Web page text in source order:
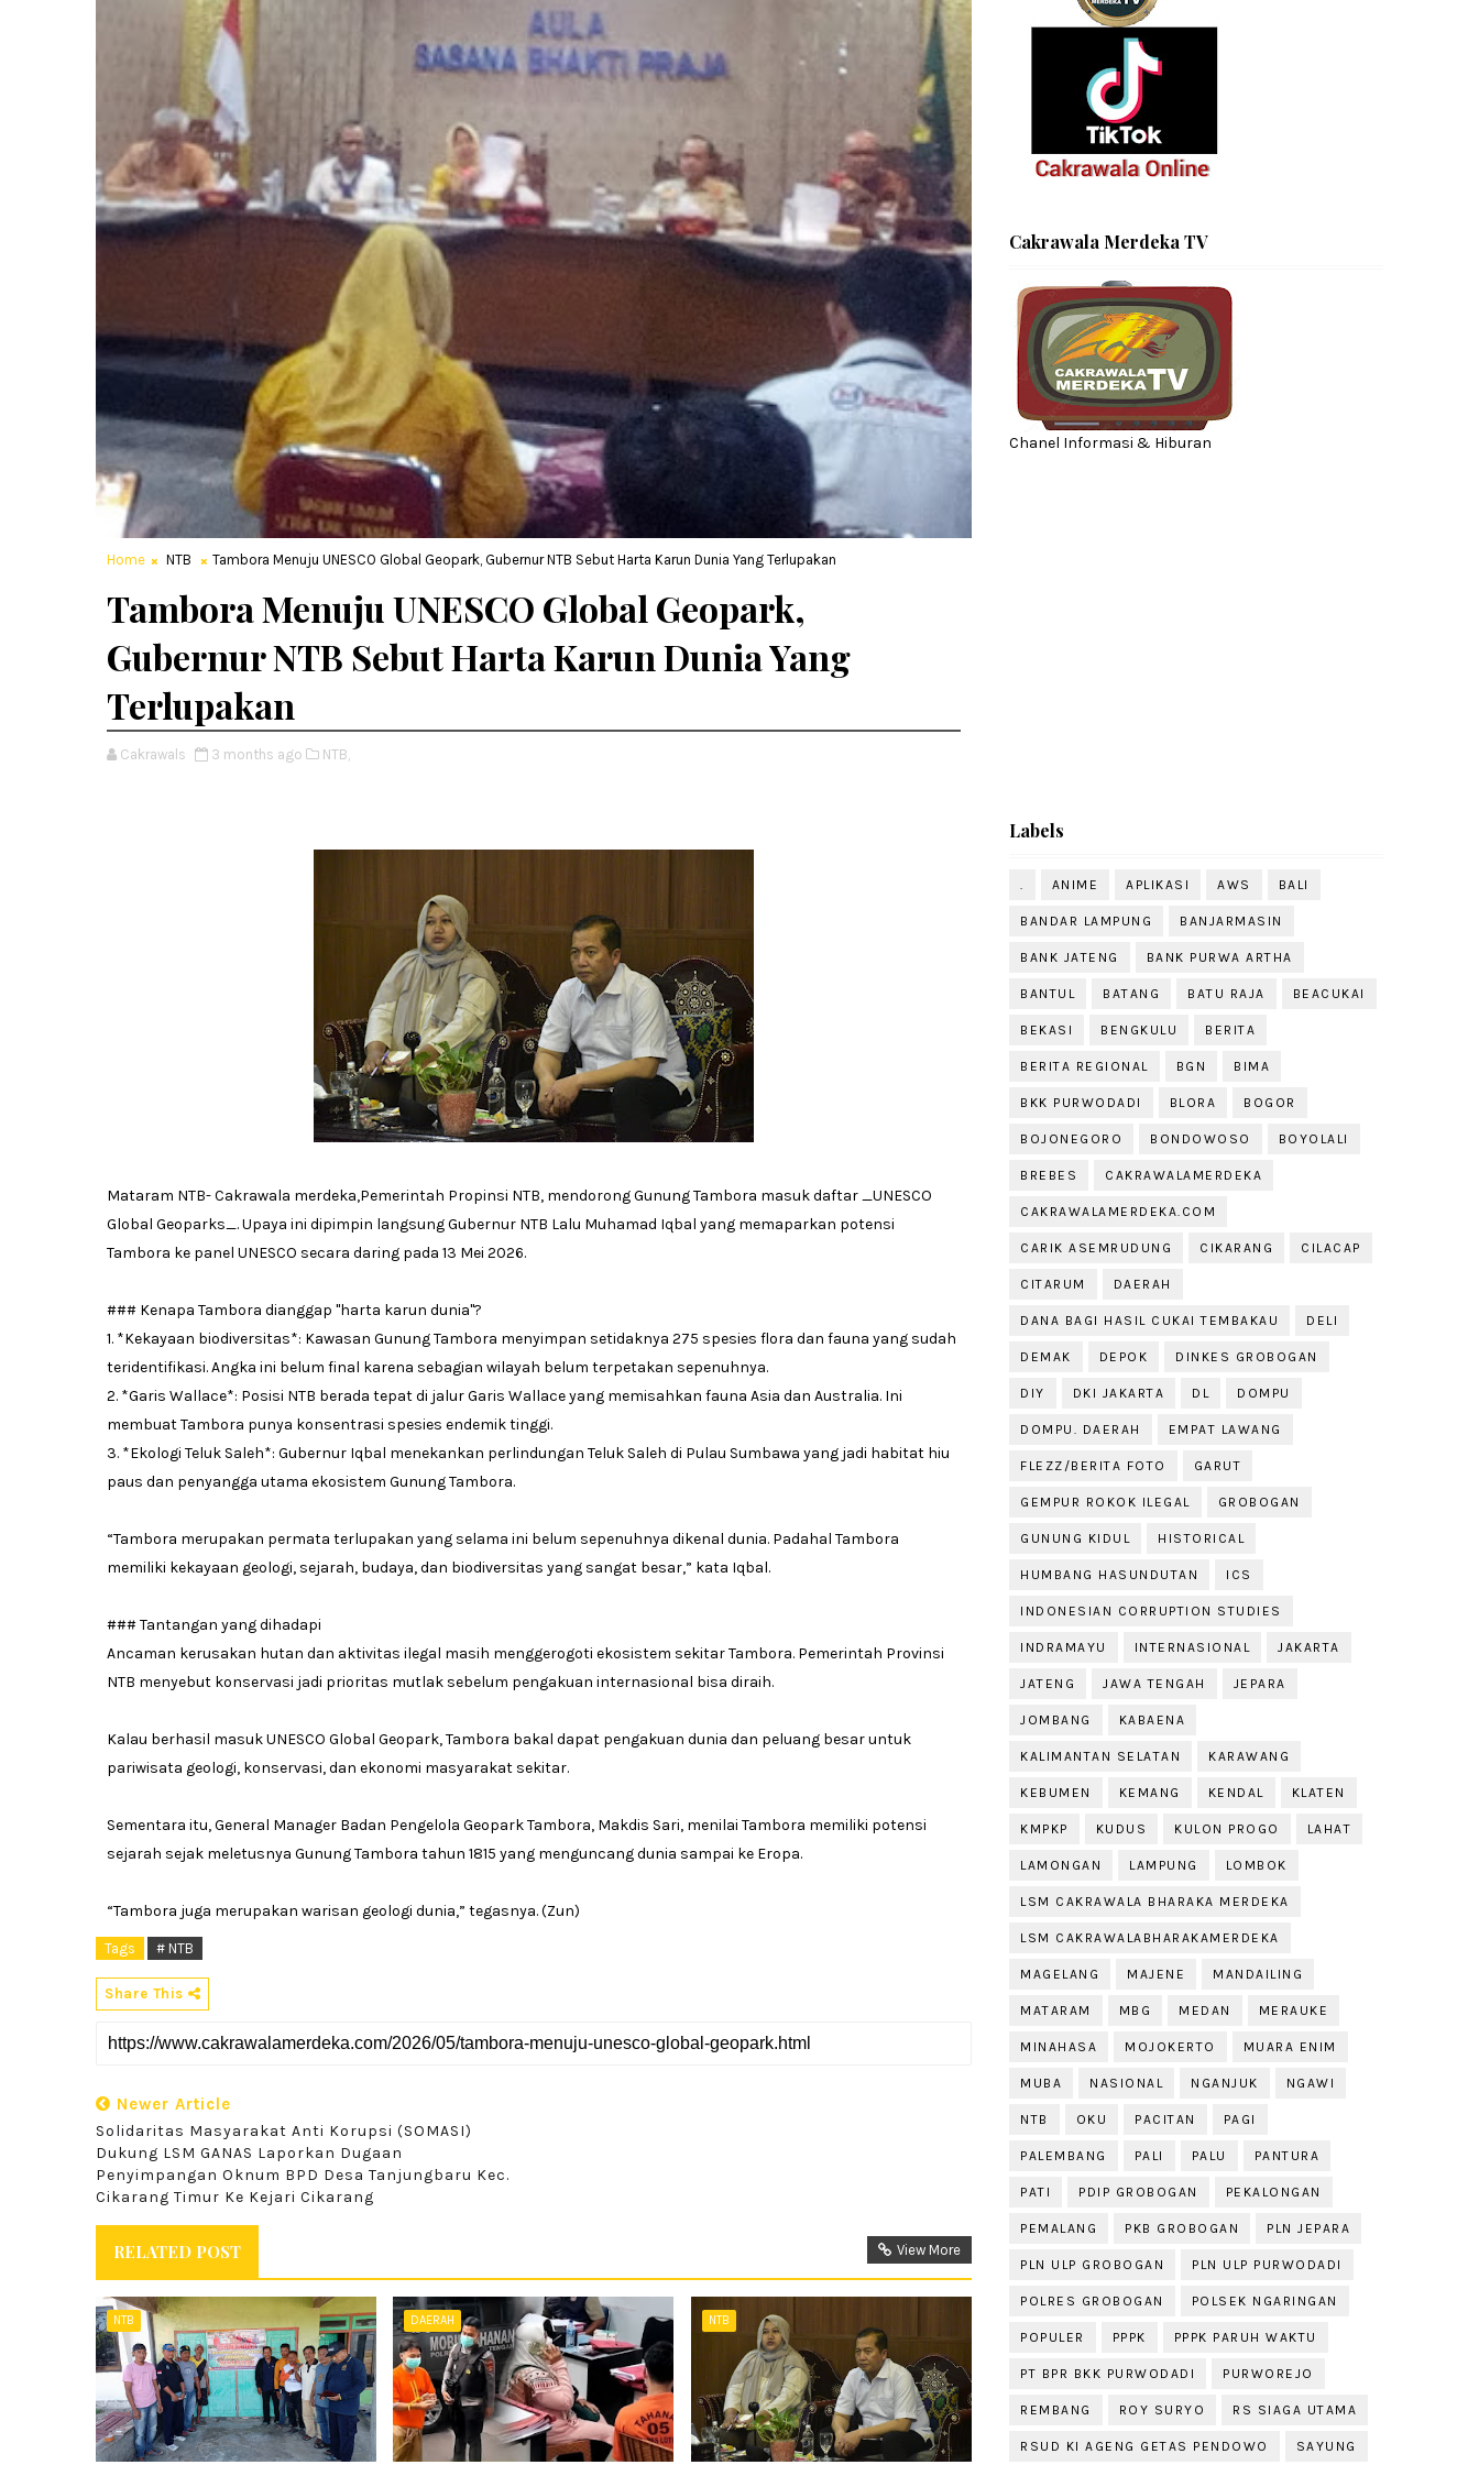
Home NTB Tambora Menuju UNESCO Global Geopark, Gubernur NTB Sebut Harta Karun Dunia Yang Terlupakan
Tambora Menuju UNESCO Global Geopark,
Gubernur NTB Sebut Harta Karun Dunia Yang
Terlupakan
Cakrawals 3 months ago NTB,
Mataram NTB- Cakrawala merdeka,Pemerintah Propinsi NTB, mendorong Gunung Tambora masuk daftar _UNESCO
Global Geoparks_. Upaya ini dipimpin langsung Gubernur NTB Lalu Muhamad Iqbal yang memaparkan potensi
Tambora ke panel UNESCO secara daring pada 13 Mei 2026.
### Kenapa Tambora dianggap "harta karun dunia"?
1. *Kekayaan biodiversitas*: Kawasan Gunung Tambora menyimpan setidaknya 275 spesies flora dan fauna yang sudah
teridentifikasi. Angka ini belum final karena sebagian wilayah belum terpetakan sepenuhnya.
2. *Garis Wallace*: Posisi NTB berada tepat di jalur Garis Wallace yang memisahkan fauna Asia dan Australia. Ini
membuat Tambora punya konsentrasi spesies endemik tinggi.
3. *Ekologi Teluk Saleh*: Gubernur Iqbal menekankan perlindungan Teluk Saleh di Pulau Sumbawa yang jadi habitat hiu
paus dan penyangga utama ekosistem Gunung Tambora.
“Tambora merupakan permata terlupakan yang selama ini belum sepenuhnya dikenal dunia. Padahal Tambora
memiliki kekayaan geologi, sejarah, budaya, dan biodiversitas yang sangat besar,” kata Iqbal.
### Tantangan yang dihadapi
Ancaman kerusakan hutan dan aktivitas ilegal masih menggerogoti ekosistem sekitar Tambora. Pemerintah Provinsi
NTB menyebut konservasi jadi prioritas mutlak sebelum pengakuan internasional bisa diraih.
Kalau berhasil masuk UNESCO Global Geopark, Tambora bakal dapat pengakuan dunia dan peluang besar untuk
pariwisata geologi, konservasi, dan ekonomi masyarakat sekitar.
Sementara itu, General Manager Badan Pengelola Geopark Tambora, Makdis Sari, menilai Tambora memiliki potensi
sejarah sejak meletusnya Gunung Tambora tahun 1815 yang menguncang dunia sampai ke Eropa.
“Tambora juga merupakan warisan geologi dunia,” tegasnya. (Zun)
Tags # NTB
Share This
Newer Article
Solidaritas Masyarakat Anti Korupsi (SOMASI)
Dukung LSM GANAS Laporkan Dugaan
Penyimpangan Oknum BPD Desa Tanjungbaru Kec.
Cikarang Timur Ke Kejari Cikarang
RELATED POST View More
NTB DAERAH NTB
Cakrawala Merdeka TV
Chanel Informasi & Hiburan
Labels
. ANIME APLIKASI AWS BALI
BANDAR LAMPUNG BANJARMASIN
BANK JATENG BANK PURWA ARTHA
BANTUL BATANG BATU RAJA BEACUKAI
BEKASI BENGKULU BERITA
BERITA REGIONAL BGN BIMA
BKK PURWODADI BLORA BOGOR
BOJONEGORO BONDOWOSO BOYOLALI
BREBES CAKRAWALAMERDEKA
CAKRAWALAMERDEKA.COM
CARIK ASEMRUDUNG CIKARANG CILACAP
CITARUM DAERAH
DANA BAGI HASIL CUKAI TEMBAKAU DELI
DEMAK DEPOK DINKES GROBOGAN
DIY DKI JAKARTA DL DOMPU
DOMPU. DAERAH EMPAT LAWANG
FLEZZ/BERITA FOTO GARUT
GEMPUR ROKOK ILEGAL GROBOGAN
GUNUNG KIDUL HISTORICAL
HUMBANG HASUNDUTAN ICS
INDONESIAN CORRUPTION STUDIES
INDRAMAYU INTERNASIONAL JAKARTA
JATENG JAWA TENGAH JEPARA
JOMBANG KABAENA
KALIMANTAN SELATAN KARAWANG
KEBUMEN KEMANG KENDAL KLATEN
KMPKP KUDUS KULON PROGO LAHAT
LAMONGAN LAMPUNG LOMBOK
LSM CAKRAWALA BHARAKA MERDEKA
LSM CAKRAWALABHARAKAMERDEKA
MAGELANG MAJENE MANDAILING
MATARAM MBG MEDAN MERAUKE
MINAHASA MOJOKERTO MUARA ENIM
MUBA NASIONAL NGANJUK NGAWI
NTB OKU PACITAN PAGI
PALEMBANG PALI PALU PANTURA
PATI PDIP GROBOGAN PEKALONGAN
PEMALANG PKB GROBOGAN PLN JEPARA
PLN ULP GROBOGAN PLN ULP PURWODADI
POLRES GROBOGAN POLSEK NGARINGAN
POPULER PPPK PPPK PARUH WAKTU
PT BPR BKK PURWODADI PURWOREJO
REMBANG ROY SURYO RS SIAGA UTAMA
RSUD KI AGENG GETAS PENDOWO SAYUNG